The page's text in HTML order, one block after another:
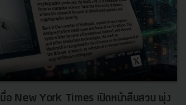
อ New York Times เปิดหน้าสืบสวน พุ่ง